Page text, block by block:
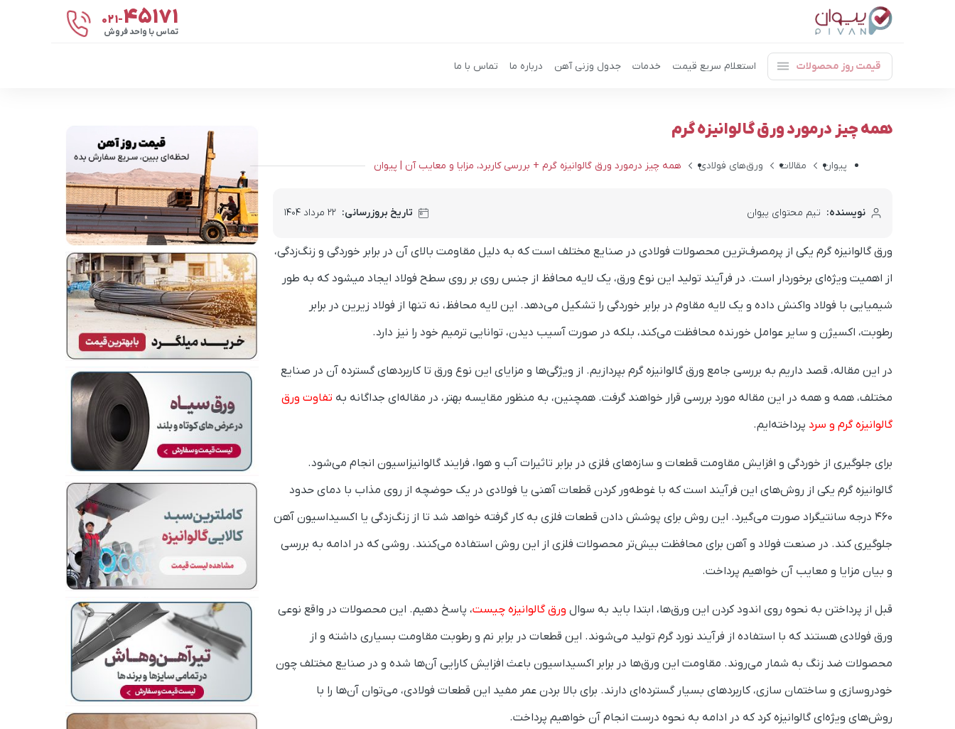
021-۴۵۱۷۱
تماس با واحد فروش
قیمت روز محصولات استعلام سریع قیمت خدمات جدول وزنی آهن درباره ما تماس با ما
همه چیز درمورد ورق گالوانیزه گرم
پیوان مقالات ورق‌های فولادی همه چیز درمورد ورق گالوانیزه گرم + بررسی کاربرد، مزایا و معایب آن | پیوان
نویسنده: تیم محتوای پیوان تاریخ بروزرسانی: ۲۲ مرداد ۱۴۰۴
ورق گالوانیزه گرم یکی از پرمصرف‌ترین محصولات فولادی در صنایع مختلف است که به دلیل مقاومت بالای آن در برابر خوردگی و زنگ‌زدگی،
از اهمیت ویژه‌ای برخوردار است. در فرآیند تولید این نوع ورق، یک لایه محافظ از جنس روی بر روی سطح فولاد ایجاد میشود که به طور
شیمیایی با فولاد واکنش داده و یک لایه مقاوم در برابر خوردگی را تشکیل می‌دهد. این لایه محافظ، نه تنها از فولاد زیرین در برابر
رطوبت، اکسیژن و سایر عوامل خورنده محافظت می‌کند، بلکه در صورت آسیب دیدن، توانایی ترمیم خود را نیز دارد.
در این مقاله، قصد داریم به بررسی جامع ورق گالوانیزه گرم بپردازیم. از ویژگی‌ها و مزایای این نوع ورق تا کاربردهای گسترده آن در صنایع
مختلف، همه و همه در این مقاله مورد بررسی قرار خواهند گرفت. همچنین، به منظور مقایسه بهتر، در مقاله‌ای جداگانه به تفاوت‌ ورق
گالوانیزه گرم و سرد پرداخته‌ایم.
برای جلوگیری از خوردگی و افزایش مقاومت قطعات و سازه‌های فلزی در برابر تاثیرات آب و هوا، فرایند گالوانیزاسیون انجام می‌شود.
گالوانیزه گرم یکی از روش‌های این فرآیند است که با غوطه‌ور کردن قطعات آهنی یا فولادی در یک حوضچه از روی مذاب با دمای حدود
460 درجه سانتیگراد صورت می‌گیرد.
این روش برای پوشش دادن قطعات فلزی به کار گرفته خواهد شد تا از زنگ‌زدگی یا اکسیداسیون آهن
جلوگیری کند. در صنعت فولاد و آهن برای محافظت بیش‌‌تر محصولات فلزی از این روش استفاده می‌کنند. روشی که در ادامه به بررسی
و بیان مزایا و معایب آن خواهیم پرداخت.
قبل از پرداختن به نحوه روی اندود کردن این ورق‌ها، ابتدا باید به سوال ورق گالوانیزه چیست، پاسخ دهیم. این محصولات در واقع نوعی
ورق فولادی هستند که با استفاده از فرآیند نورد گرم تولید می‌شوند. این قطعات در برابر نم و رطوبت مقاومت بسیاری داشته و از
محصولات ضد زنگ به شمار می‌روند. مقاومت این ورق‌ها در برابر اکسیداسیون باعث افزایش کارایی آن‌ها شده و در صنایع مختلف چون
خودروسازی و ساختمان سازی، کاربردهای بسیار گسترده‌ای دارند. برای بالا بردن عمر مفید این قطعات فولادی، می‌توان آن‌ها را با
روش‌های ویژه‌ای گالوانیزه کرد که در ادامه به نحوه درست انجام آن خواهیم پرداخت.